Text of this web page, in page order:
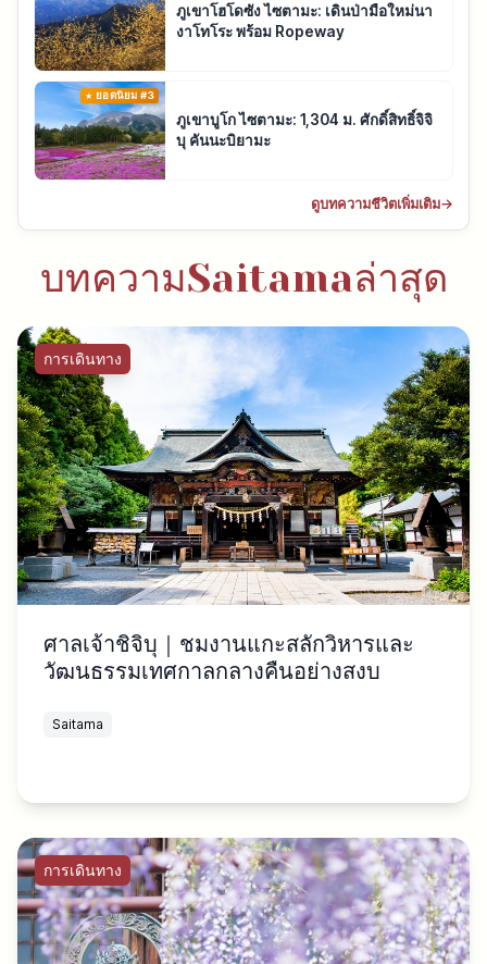
ภูเขาโฮโดซัง ไซตามะ: เดินป่ามือใหม่นา
งาโทโระ พร้อม Ropeway
ยอดนิยม #3
ภูเขาบูโก ไซตามะ: 1,304 ม. ศักดิ์สิทธิ์จิจิ
บุ คันนะบิยามะ
ดูบทความชีวิตเพิ่มเติม→
บทความSaitamaล่าสุด
การเดินทาง
ศาลเจ้าชิจิบุ｜ชมงานแกะสลักวิหารและ
วัฒนธรรมเทศกาลกลางคืนอย่างสงบ
Saitama
การเดินทาง